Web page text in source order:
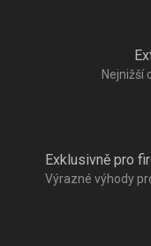
Nejnižší
Exklusivně pro
Výrazné výhody